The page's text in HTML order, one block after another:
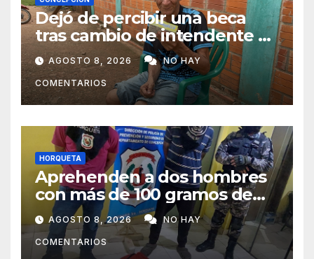
Dejó de percibir una beca
tras cambio de intendente y
ahora vende caramelos para
subsistir
AGOSTO 8, 2026 NO HAY
COMENTARIOS
HORQUETA
Aprehenden a dos hombres
con más de 100 gramos de
supuesta marihuana en
Horqueta
AGOSTO 8, 2026 NO HAY
COMENTARIOS